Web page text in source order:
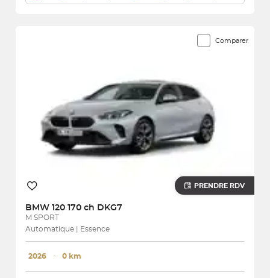
Comparer
PRENDRE RDV
BMW 120 170 ch DKG7
M SPORT
Automatique | Essence
2026 ･ 0 km